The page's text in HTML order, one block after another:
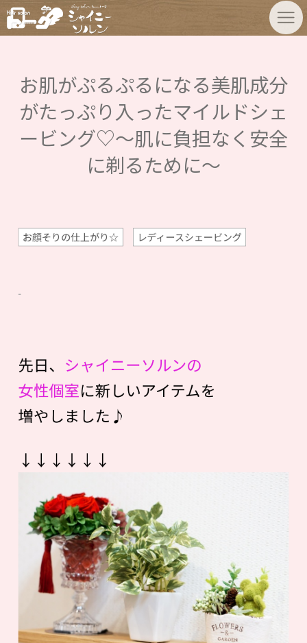
お肌がぷるぷるになる美肌成分
がたっぷり入ったマイルドシェ
ービング♡〜肌に負担なく安全
に剃るために〜
お顔そりの仕上がり☆ レディースシェービング
先日、 シャイニーソルンの
女性個室に新しいアイテムを
増やしました♪
↓↓↓↓↓↓